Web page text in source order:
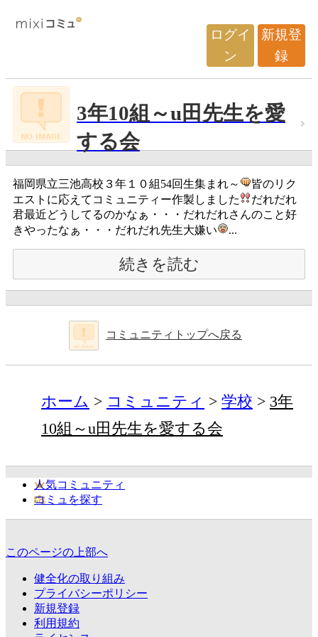
ログイ
ン
新規登
録
3年10組～u田先生を愛
する会
福岡県立三池高校３年１０組54回生集まれ～
皆のリク
エストに応えてコミュニティー作製しました
だれだれ
君最近どうしてるのかなぁ・・・だれだれさんのこと好
きやったなぁ・・・だれだれ先生大嫌い
...
続きを読む
コミュニティトップへ戻る
ホーム コミュニティ 学校
3年
10組～u田先生を愛する会
人気コミュニティ
コミュを探す
このページの上部へ
健全化の取り組み
プライバシーポリシー
新規登録
利用規約